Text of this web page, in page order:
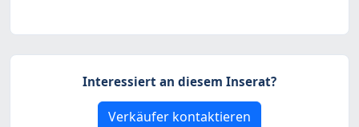
Interessiert an diesem Inserat?
Verkäufer kontaktieren